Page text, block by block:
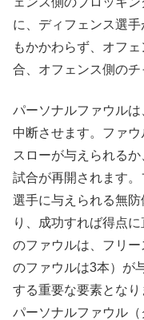
に、ディフェンス選
もかかわらず、オフ
合、オフェンス側のチ
パーソナルファウル
中断させます。ファ
スローが与えられる
試合が再開されます
選手に与えられる無
り、成功すれば得点
のファウルは、フリ
のファウルは3本）が
する重要な要素とな
パーソナルファウル